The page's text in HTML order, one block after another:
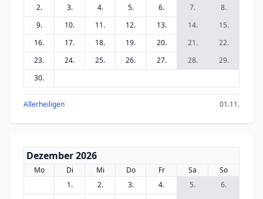
2.
3. 4. 5. 6. 7.
8.
9.
10. 11. 12. 13. 14.
15.
16.
17. 18. 19. 20. 21.
22.
23.
24. 25. 26. 27. 28.
29.
30.
Allerheiligen 01.11.
Dezember 2026
Mo Di Mi Do Fr Sa
So
1.
2. 3. 4. 5.
6.